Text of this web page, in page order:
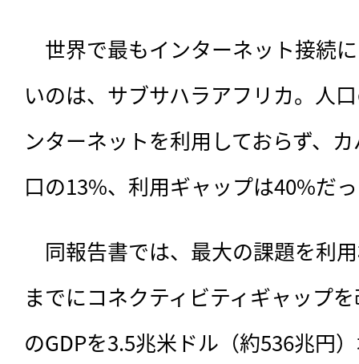
世界で最もインターネット接続
いのは、サブサハラアフリカ。人
ンターネットを利用しておらず、
口の13%、利用ギャップは40%だ
同報告書では、最大の課題を利
までにコネクティビティギャップ
のGDPを3.5兆米ドル（約536兆円